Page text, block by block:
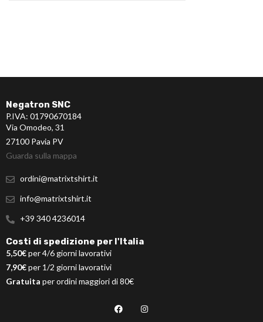
Negatron SNC
P.IVA: 01790670184
Via Omodeo, 31
27100 Pavia PV
Guarda sulla mappa
ordini@matrixtshirt.it
info@matrixtshirt.it
+39 340 4236014
Costi di spedizione per l'Italia
5,50€per 4/6 giorni lavorativi
7,90€per 1/2 giorni lavorativi
Gratuita per ordini maggiori di 80€